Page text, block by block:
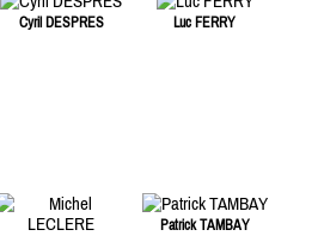
Cyril DESPRES Luc FERRY
Patrick TAMBAY